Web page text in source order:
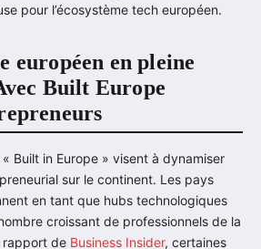
pour l’écosystème tech européen.
européen en pleine
Built Europe
Built in Europe » visent à dynamiser
sur le continent. Les pays
en tant que hubs technologiques
croissant de professionnels de la
rapport de Business Insider, certaines